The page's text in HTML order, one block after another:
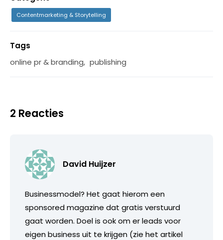
Contentmarketing & Storytelling
Tags
online pr & branding, publishing
2 Reacties
David Huijzer
Businessmodel? Het gaat hierom een
sponsored magazine dat gratis verstuurd
gaat worden. Doel is ook om er leads voor
eigen business uit te krijgen (zie het artikel